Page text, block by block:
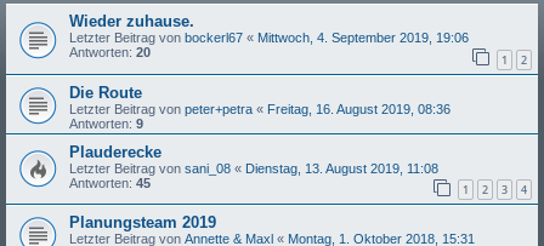
Wieder zuhause.
Letzter Beitrag von bockerl67 « Mittwoch, 4. September 2019, 19:06
Antworten: 20 1 2
Die Route
Letzter Beitrag von peter+petra « Freitag, 16. August 2019, 08:36
Antworten: 9
Plauderecke
Letzter Beitrag von sani_08 « Dienstag, 13. August 2019, 11:08
Antworten: 45 1 2 3 4
Planungsteam 2019
Letzter Beitrag von Annette & Maxl « Montag, 1. Oktober 2018, 15:31